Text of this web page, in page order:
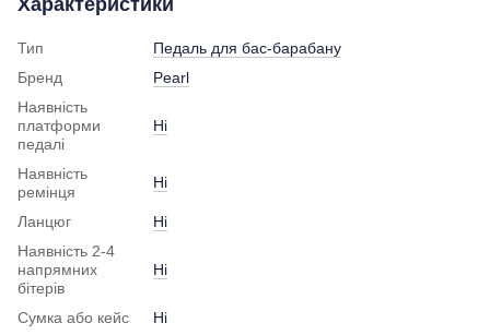
Тип
Педаль для бас-барабану
Бренд
Pearl
Наявність
платформи
педалі
Ні
Наявність
ремінця
Ні
Ланцюг
Ні
Наявність 2-4
напрямних
бітерів
Ні
Сумка або кейс Ні